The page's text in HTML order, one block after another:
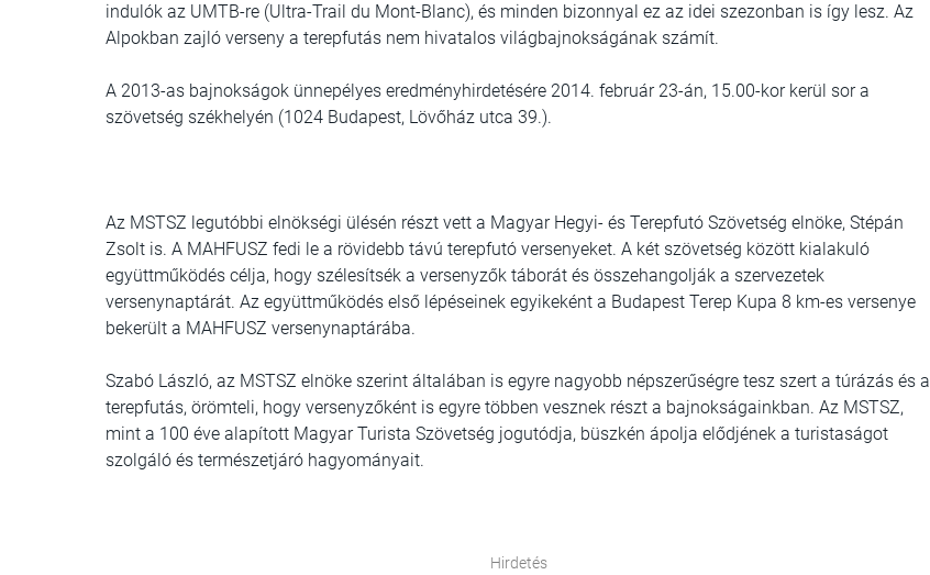
indulók az UMTB-re (Ultra-Trail du Mont-Blanc), és minden bizonnyal ez az idei szezonban is így lesz. Az
Alpokban zajló verseny a terepfutás nem hivatalos világbajnokságának számít.
A 2013-as bajnokságok ünnepélyes eredményhirdetésére 2014. február 23-án, 15.00-kor kerül sor a
szövetség székhelyén (1024 Budapest, Lövőház utca 39.).
Az MSTSZ legutóbbi elnökségi ülésén részt vett a Magyar Hegyi- és Terepfutó Szövetség elnöke, Stépán
Zsolt is. A MAHFUSZ fedi le a rövidebb távú terepfutó versenyeket. A két szövetség között kialakuló
együttműködés célja, hogy szélesítsék a versenyzők táborát és összehangolják a szervezetek
versenynaptárát. Az együttműködés első lépéseinek egyikeként a Budapest Terep Kupa 8 km-es versenye
bekerült a MAHFUSZ versenynaptárába.
Szabó László, az MSTSZ elnöke szerint általában is egyre nagyobb népszerűségre tesz szert a túrázás és a
terepfutás, örömteli, hogy versenyzőként is egyre többen vesznek részt a bajnokságainkban. Az MSTSZ,
mint a 100 éve alapított Magyar Turista Szövetség jogutódja, büszkén ápolja elődjének a turistaságot
szolgáló és természetjáró hagyományait.
Hirdetés